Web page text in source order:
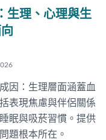
生理、心理與生
因：生理層面涵蓋血
表現焦慮與伴侶關係
眠與吸菸習慣。提供
題根本所在。